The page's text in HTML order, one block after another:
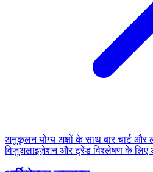
अनुकूलन योग्य अक्षों के साथ बार चार्ट और
विज़ुअलाइज़ेशन और ट्रेंड विश्लेषण के लिए